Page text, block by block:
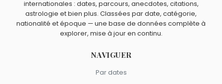
Michèle Morgan,Miou-Miou,Isabelle Huppert,Ramzy
BediaetFrançois Perrotsont du signe Poissons.
internationales : dates, parcours, anecdotes, citations,
astrologie et bien plus. Classées par date, catégorie,
nationalité et époque — une base de données complète à
explorer, mise à jour en continu.
NAVIGUER
Par dates